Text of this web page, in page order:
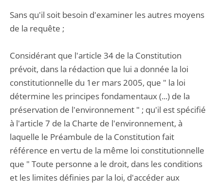
Sans qu'il soit besoin d'examiner les autres moyens
de la requête ;
Considérant que l'article 34 de la Constitution
prévoit, dans la rédaction que lui a donnée la loi
constitutionnelle du 1er mars 2005, que " la loi
détermine les principes fondamentaux (...) de la
préservation de l'environnement " ; qu'il est spécifié
à l'article 7 de la Charte de l'environnement, à
laquelle le Préambule de la Constitution fait
référence en vertu de la même loi constitutionnelle
que " Toute personne a le droit, dans les conditions
et les limites définies par la loi, d'accéder aux